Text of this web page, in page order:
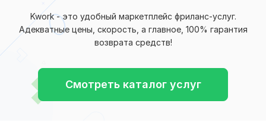
Kwork - это удобный маркетплейс фриланс-услуг.
Адекватные цены, скорость, а главное, 100% гарантия
возврата средств!
Смотреть каталог услуг